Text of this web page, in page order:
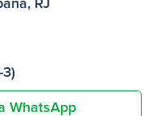
RJ
3)
WhatsApp